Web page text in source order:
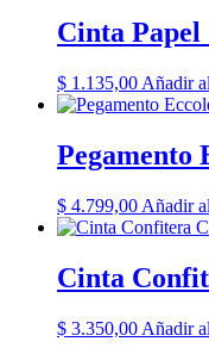
Cinta Papel
$ 1.135,00 Añadir
Pegamento
$ 4.799,00 Añadir
Cinta
$ 3.350,00 Añadir